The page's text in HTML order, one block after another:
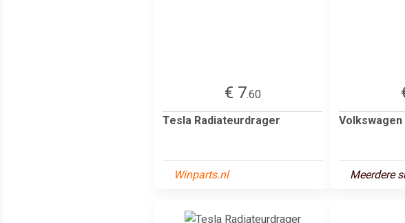
€ 7.60
Tesla Radiateurdrager
Winparts.nl Meerdere